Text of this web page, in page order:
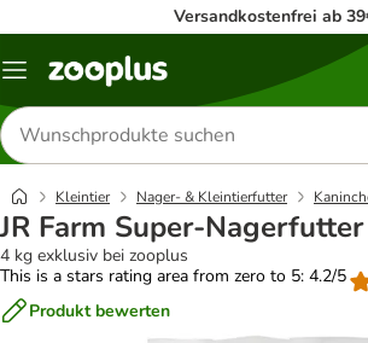
Versandkostenfrei ab
Menü
Produkte
suchen
Kleintier Nager- & Kleintierfutter
JR Farm Super-Nagerfutter
4 kg exklusiv bei zooplus
This is a stars rating area from zero to 5: 4.2/5
Produkt bewerten